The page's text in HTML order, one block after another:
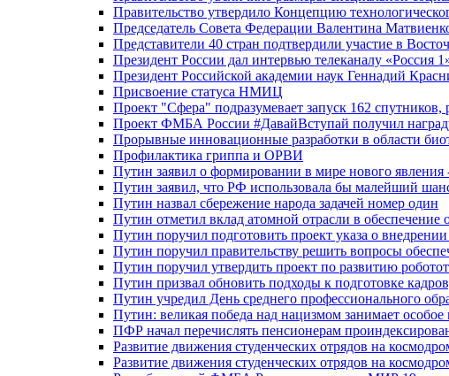
Правительство утвердило Концепцию
Председатель Совета Федерации Валентина
Представители 40 стран подтвердили участие в
Президент России дал интервью телеканалу «Россия
Президент Российской академии наук Геннадий
Присвоение статуса НМИЦ
Проект "Сфера" подразумевает запуск 162
Проект ФМБА России #ДавайВступай получил
Прорывные инновационные разработки в области
Профилактика гриппа и ОРВИ
Путин заявил о формировании в мире нового явления
Путин заявил, что РФ использовала бы малейший
Путин назвал сбережение народа задачей номер один
Путин отметил вклад атомной отрасли в
Путин поручил подготовить проект указа о
Путин поручил правительству решить вопросы
Путин поручил утвердить проект по развитию
Путин призвал обновить подходы к подготовке
Путин учредил День среднего профессионального
Путин: великая победа над нацизмом занимает
ПФР начал перечислять пенсионерам
Развитие движения студенческих отрядов на
Развитие движения студенческих отрядов на